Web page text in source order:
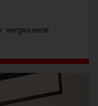
vergessene